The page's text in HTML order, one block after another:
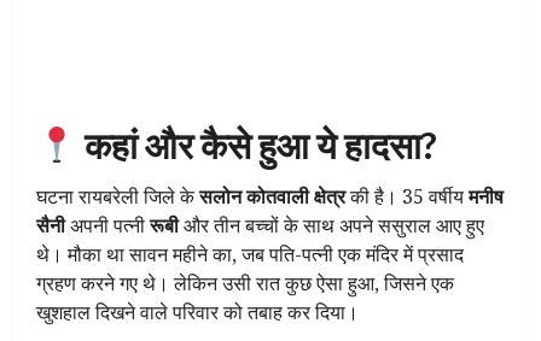
कहां और कैसे हुआ ये हादसा?
घटना रायबरेली जिले केसलोन कोतवाली क्षेत्रकी है। 35 वर्षीयमनीष
सैनीअपनी पत्नीरूबीऔर तीन बच्चों के साथ अपने ससुराल आए हुए
थे। मौका था सावन महीने का, जब पति-पत्नी एक मंदिर में प्रसाद
ग्रहण करने गए थे। लेकिन उसी रात कुछ ऐसा हुआ, जिसने एक
खुशहाल दिखने वाले परिवार को तबाह कर दिया।